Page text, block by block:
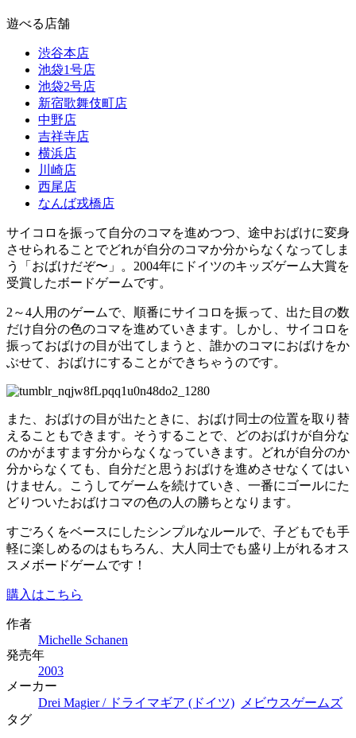
遊べる店舗
渋谷本店
池袋1号店
池袋2号店
新宿歌舞伎町店
中野店
吉祥寺店
横浜店
川崎店
西尾店
なんば戎橋店
サイコロを振って自分のコマを進めつつ、途中おばけに変身
させられることでどれが自分のコマか分からなくなってしま
う「おばけだぞ〜」。2004年にドイツのキッズゲーム大賞を
受賞したボードゲームです。
2～4人用のゲームで、順番にサイコロを振って、出た目の数
だけ自分の色のコマを進めていきます。しかし、サイコロを
振っておばけの目が出てしまうと、誰かのコマにおばけをか
ぶせて、おばけにすることができちゃうのです。
また、おばけの目が出たときに、おばけ同士の位置を取り替
えることもできます。そうすることで、どのおばけが自分な
のかがますます分からなくなっていきます。どれが自分のか
分からなくても、自分だと思うおばけを進めさせなくてはい
けません。こうしてゲームを続けていき、一番にゴールにた
どりついたおばけコマの色の人の勝ちとなります。
すごろくをベースにしたシンプルなルールで、子どもでも手
軽に楽しめるのはもちろん、大人同士でも盛り上がれるオス
スメボードゲームです！
購入はこちら
作者
Michelle Schanen
発売年
2003
メーカー
Drei Magier / ドライマギア (ドイツ)
メビウスゲームズ
タグ